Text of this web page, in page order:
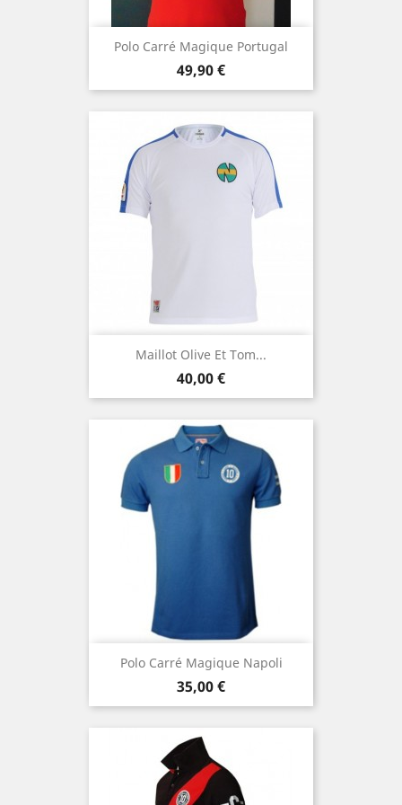
Polo Carré Magique Portugal
Prix
49,90 €
Maillot Olive Et Tom...
Prix
40,00 €
Polo Carré Magique Napoli
Prix
35,00 €